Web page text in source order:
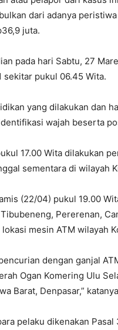
dari adanya
juta.
pada hari Sabtu, 27
sekitar pukul 06.45 Wita.
yang dilakukan dan
wajah beserta
17.00 Wita dilakukan
sementara di wilayah
(22/04) pukul 19.00
Pererenan,
mesin ATM wilayah
dengan ganjal
Ogan Komering Ulu
Barat, Denpasar,”
pelaku dikenakan